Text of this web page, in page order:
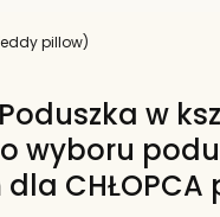
pillow)
w
wyboru